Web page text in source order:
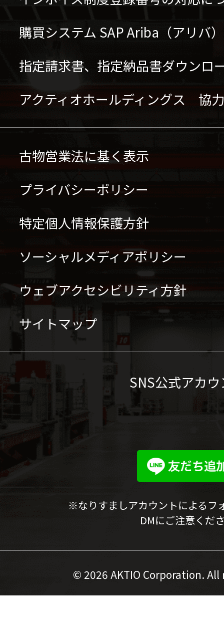
購買システム SAP Ariba（アリバ
指定請求書、指定納品書ダウンロ
アクティオホールディングス 協
古物営業法に基く表示
プライバシーポリシー
特定個人情報保護方針
ソーシャルメディアポリシー
ウェブアクセシビリティ方針
サイトマップ
SNS公式アカ
※なりすましアカウントによるフ
DMにご注意くだ
© 2026 AKTIO Corporation.